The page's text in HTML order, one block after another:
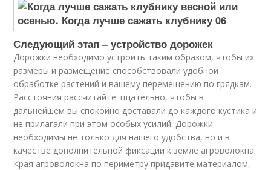
Следующий этап – устройство дорожек
Дорожки необходимо устроить таким образом, чтобы их
размеры и размещение способствовали удобной
обработке растений и вашему перемещению по грядкам.
Расстояния рассчитайте тщательно, чтобы в
дальнейшем вы спокойно доставали до каждого кустика и
не прилагали при этом особых усилий. Дорожки
необходимы не только для нашего удобства, но и в
качестве дополнительной фиксации к земле агроволокна.
Края агроволокна по периметру придавите материалом,